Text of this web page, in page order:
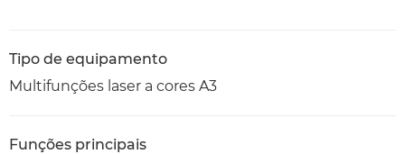
Tipo de equipamento
Multifunções laser a cores A3
Funções principais